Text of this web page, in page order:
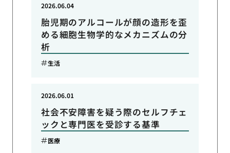
胎児期のアルコールが顔の造形を歪
める細胞生物学的なメカニズムの分
析
2026.06.04
生活
社会不安障害を疑う際のセルフチェ
ックと専門医を受診する基準
2026.06.01
医療